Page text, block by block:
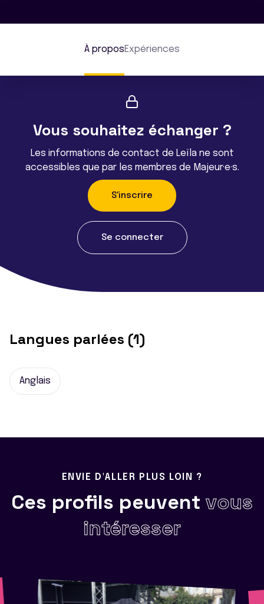
À proposExpériences
Vous souhaitez échanger ?
Les informations de contact de Leïla ne sont
accessibles que par les membres de Majeur·e·s.
S'inscrire
Se connecter
Langues parlées (1)
Anglais
ENVIE D'ALLER PLUS LOIN ?
Ces profils peuvent vous
intéresser